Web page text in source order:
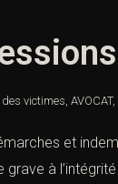
victimes, AVOCAT,
et
grave à